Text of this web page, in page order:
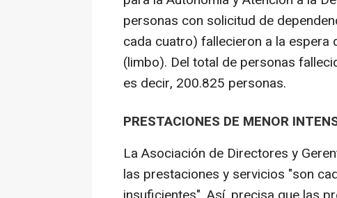
personas con solicitud de
cada cuatro) fallecieron a la
(limbo). Del total de personas
es decir, 200.825 personas.
PRESTACIONES DE MENOR
La Asociación de Directores y
las prestaciones y servicios "son